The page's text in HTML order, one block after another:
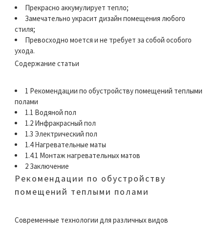
Прекрасно аккумулирует тепло;
Замечательно украсит дизайн помещения любого
стиля;
Превосходно моется и не требует за собой особого
ухода.
Содержание статьи
1 Рекомендации по обустройству помещений теплыми
полами
1.1 Водяной пол
1.2 Инфракрасный пол
1.3 Электрический пол
1.4 Нагревательные маты
1.4.1 Монтаж нагревательных матов
2 Заключение
Рекомендации по обустройству
помещений теплыми полами
Современные технологии для различных видов